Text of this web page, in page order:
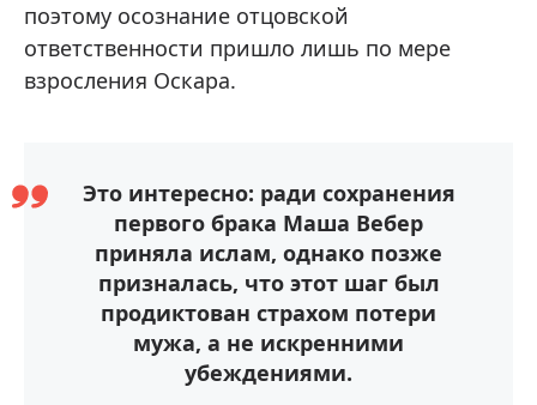
поэтому осознание отцовской
ответственности пришло лишь по мере
взросления Оскара.
Это интересно: ради сохранения
первого брака Маша Вебер
приняла ислам, однако позже
призналась, что этот шаг был
продиктован страхом потери
мужа, а не искренними
убеждениями.